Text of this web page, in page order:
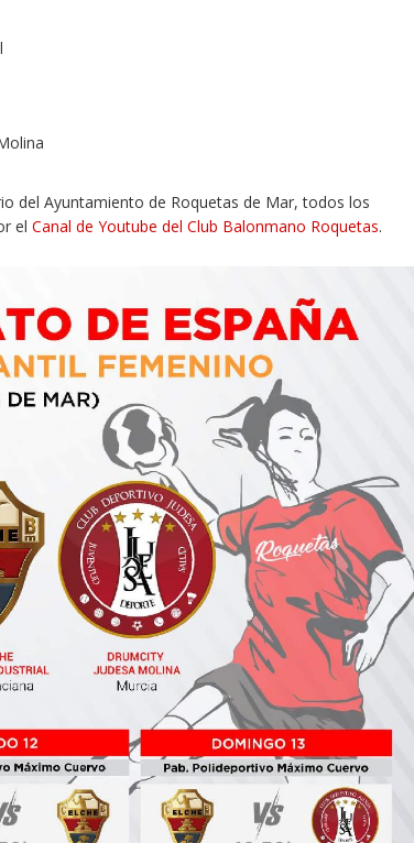
del Ayuntamiento de Roquetas de Mar, todos los
el Canal de Youtube del Club Balonmano Roquetas.